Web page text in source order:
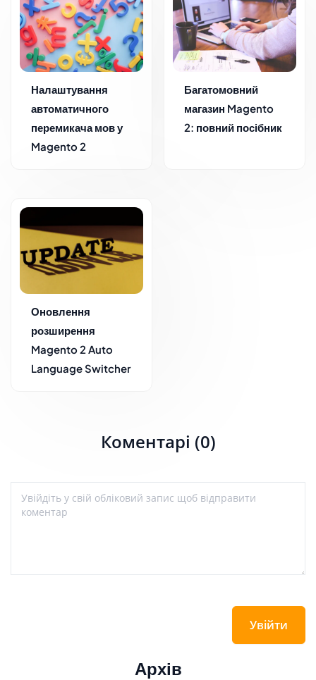
Налаштування
автоматичного
перемикача мов у
Magento 2
Багатомовний
магазин Magento
2: повний посібник
Оновлення
розширення
Magento 2 Auto
Language Switcher
Коментарі (0)
Увійти
Архів